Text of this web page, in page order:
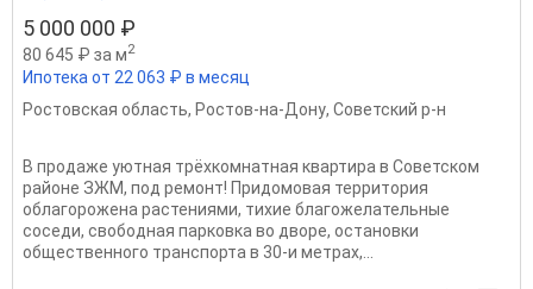
5 000 000 ₽
80 645 ₽ за м2
Ипотека от 22 063 ₽ в месяц
Ростовская область, Ростов-на-Дону, Советский р-н
В продаже уютная трёхкомнатная квартира в Советском
районе ЗЖM, под ремонт! Придомовая территория
облагорожена растениями, тихие благожелательные
соседи, свободная парковка во дворе, остановки
общественного транспорта в 30-и метрах,...